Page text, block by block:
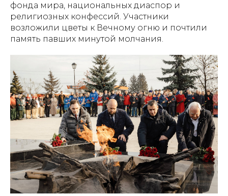
фонда мира, национальных диаспор и
религиозных конфессий. Участники
возложили цветы к Вечному огню и почтили
память павших минутой молчания.